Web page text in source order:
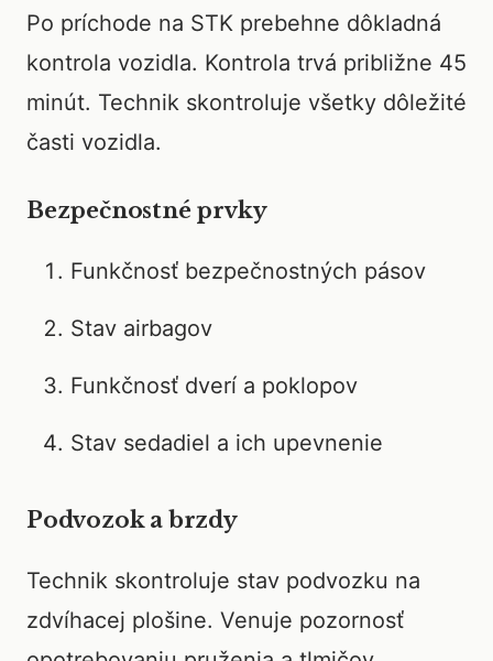
Po príchode na STK prebehne dôkladná
kontrola vozidla. Kontrola trvá približne 45
minút. Technik skontroluje všetky dôležité
časti vozidla.
Bezpečnostné prvky
Funkčnosť bezpečnostných pásov
Stav airbagov
Funkčnosť dverí a poklopov
Stav sedadiel a ich upevnenie
Podvozok a brzdy
Technik skontroluje stav podvozku na
zdvíhacej plošine. Venuje pozornosť